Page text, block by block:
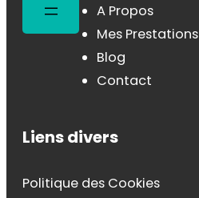
A Propos
Mes Prestations
Blog
Contact
Liens divers
Politique des Cookies